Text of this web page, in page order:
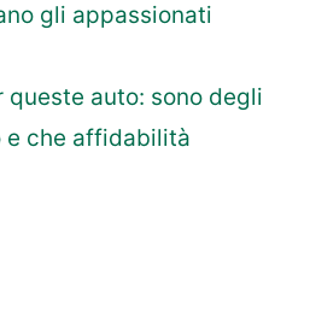
gli appassionati
queste auto: sono degli
e che affidabilità